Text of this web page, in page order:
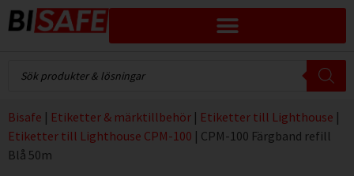
Bisafe | Etiketter & märktillbehör | Etiketter till Lighthouse |
Etiketter till Lighthouse CPM-100 | CPM-100 Färgband refill
Blå 50m